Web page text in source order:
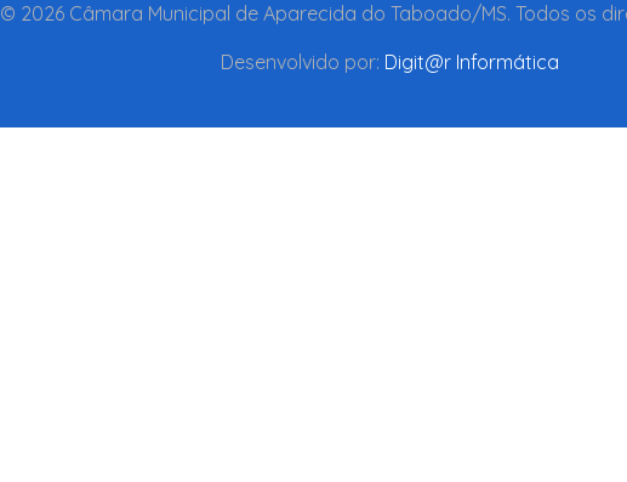
© 2026 Câmara Municipal de Aparecida do Taboado/MS. Todos os
Desenvolvido por: Digit@r Informática